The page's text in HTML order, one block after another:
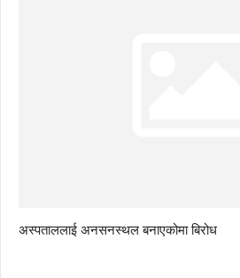
अस्पताललाई अनसनस्थल बनाएकोमा बिरोध